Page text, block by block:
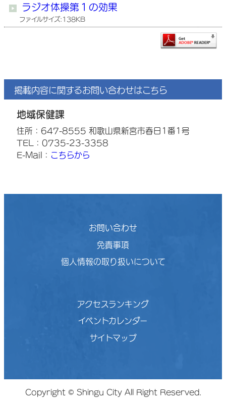
ラジオ体操第１の効果
ファイルサイズ:138KB
掲載内容に関するお問い合わせはこちら
地域保健課
住所：647-8555 和歌山県新宮市春日1番1号
TEL：0735-23-3358
E-Mail： こちらから
お問い合わせ
免責事項
個人情報の取り扱いについて
アクセスランキング
イベントカレンダー
サイトマップ
Copyright © Shingu City All Right Reserved.